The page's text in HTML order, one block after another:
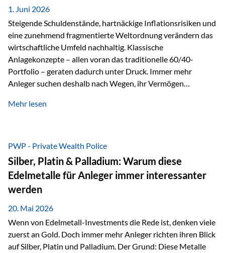
beeinflussen auch die liechtensteinische Wirtschaft.
Dennoch sieht…
1. Juni 2026
Steigende Schuldenstände, hartnäckige Inflationsrisiken und
eine zunehmend fragmentierte Weltordnung verändern das
wirtschaftliche Umfeld nachhaltig. Klassische
Anlagekonzepte – allen voran das traditionelle 60/40-
Portfolio – geraten dadurch unter Druck. Immer mehr
Anleger suchen deshalb nach Wegen, ihr Vermögen
Unsicherheit abzusichern. Genau hier rücken reale und
monetäre Rolle zurück Gold erlebt derzeit eine
bemerkenswerte Renaissance als monetärer Wertspeicher.
Treiber sind Rekordkäufe der Zentralbanken, geopolitische
Spannungen und ein schleichender Vertrauensverlust in
ungedeckte Papierwährungen. Wie groß dieser
Vertrauensverlust ausfällt, zeigt ein nüchterner
Mehr lesen
PWP - Private Wealth Police
Silber, Platin & Palladium: Warum diese
Edelmetalle für Anleger immer interessanter
werden
20. Mai 2026
Wenn von Edelmetall-Investments die Rede ist, denken viele
zuerst an Gold. Doch immer mehr Anleger richten ihren Blick
auf Silber, Platin und Palladium. Der Grund: Diese Metalle